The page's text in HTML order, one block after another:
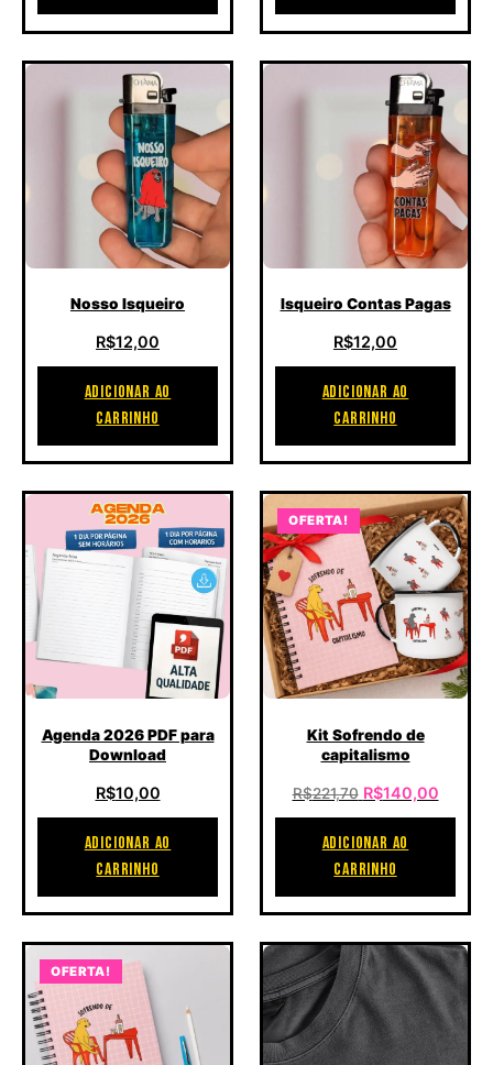
Nosso Isqueiro
R$12,00
ADICIONAR AO
CARRINHO
Isqueiro Contas Pagas
R$12,00
ADICIONAR AO
CARRINHO
Agenda 2026 PDF para
Download
R$10,00
ADICIONAR AO
CARRINHO
OFERTA!
Kit Sofrendo de
capitalismo
R$221,70 O preço original
R$140,00O
ADICIONAR AO
CARRINHO
OFERTA!
Este produto tem várias